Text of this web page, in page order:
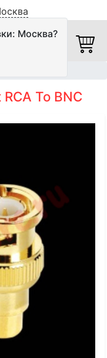
Москва?
To BNC